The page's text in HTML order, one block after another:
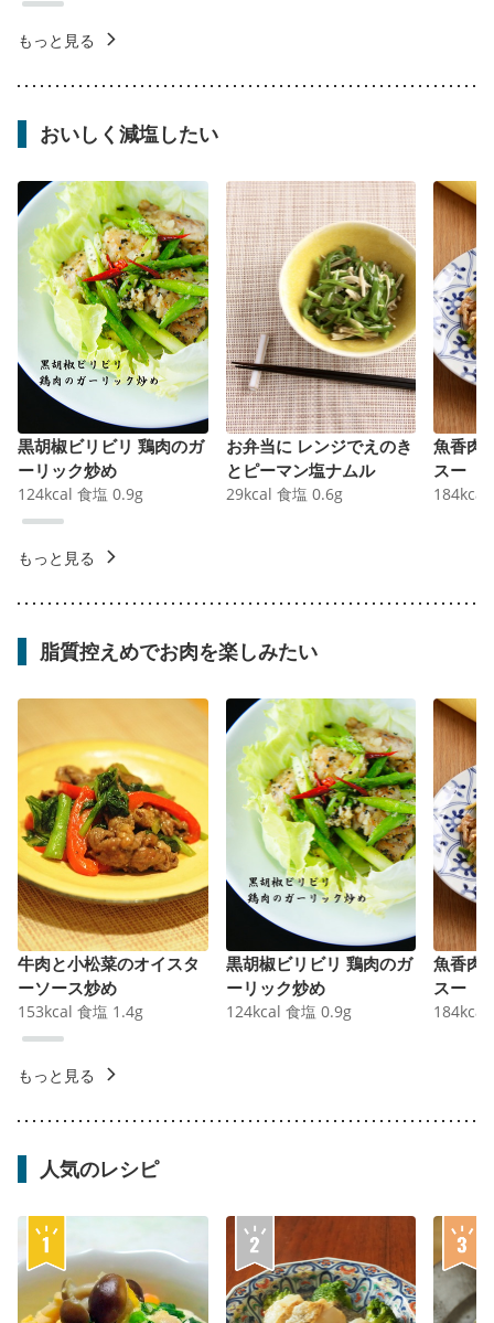
もっと見る
おいしく減塩したい
黒胡椒ビリビリ 鶏肉のガ
ーリック炒め
124kcal 食塩 0.9g
お弁当に レンジでえのき
とピーマン塩ナムル
29kcal 食塩 0.6g
魚香肉
スー
184kcal
もっと見る
脂質控えめでお肉を楽しみたい
牛肉と小松菜のオイスタ
ーソース炒め
153kcal 食塩 1.4g
黒胡椒ビリビリ 鶏肉のガ
ーリック炒め
124kcal 食塩 0.9g
魚香肉
スー
184kcal
もっと見る
人気のレシピ